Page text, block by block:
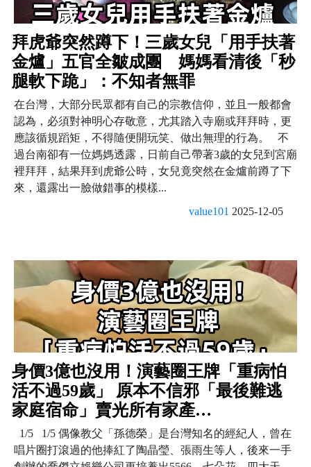
拜虎爺突然蹲下！三歲女兒「用手扶著
金爐」五官全皺成團 媽媽看清後「秒
腿軟下跪」：不知者無罪
在台灣，大部分民眾都有自己的宗教信仰，並且一般都會
認為，必須對神明心存敬意，尤其踏入寺廟或拜拜時，更
應該循規蹈矩，不得隨便開玩笑、做出無理的行為。 不
過台南卻有一位媽媽透露，日前自己帶著3歲的女兒到宮廟
裡拜拜，結果拜到虎爺公時，女兒竟突然在金爐前蹲了下
來，還露出一臉做錯事的模樣...
value101 2025-12-05
身價3億也沒用！演藝圈王牌「重病怕
活不過59歲」 原本不信邪「最後難逃
家庭宿命」賣光所有家產…
1/5 1/5 偶像教父「孫德榮」是台灣知名的經紀人，曾在
唱片圈打滾過的他捧紅了陶晶瑩、張雨生等人，後來一手